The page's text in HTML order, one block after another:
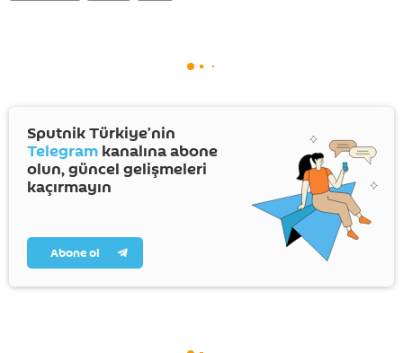
Sputnik Türkiye’nin
Telegram kanalına abone
olun, güncel gelişmeleri
kaçırmayın
Abone ol